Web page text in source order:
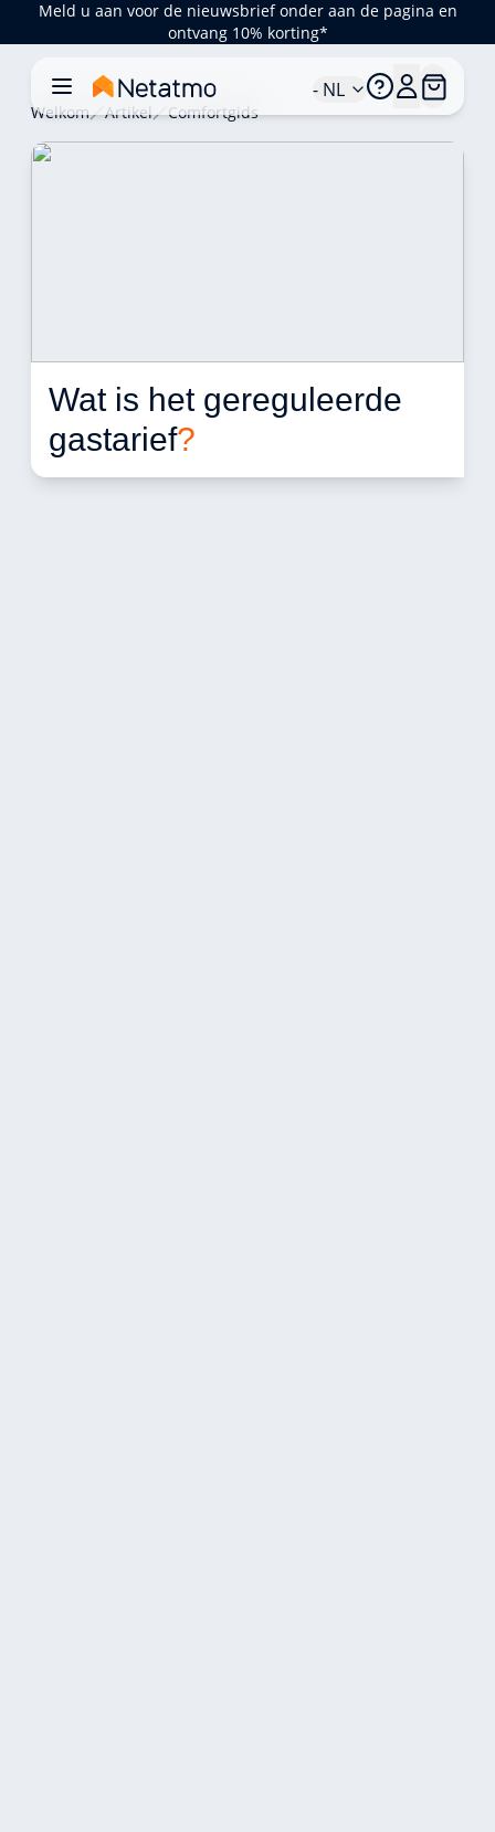
Meld u aan voor de nieuwsbrief onder aan de pagina en
ontvang 10% korting*
- NL
Welkom Artikel Comfortgids
Wat is het gereguleerde
gastarief?